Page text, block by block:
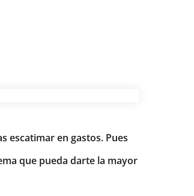
escatimar en gastos. Pues
que pueda darte la mayor